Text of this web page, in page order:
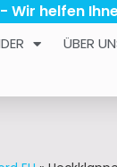
Wir helfen
ÜBER